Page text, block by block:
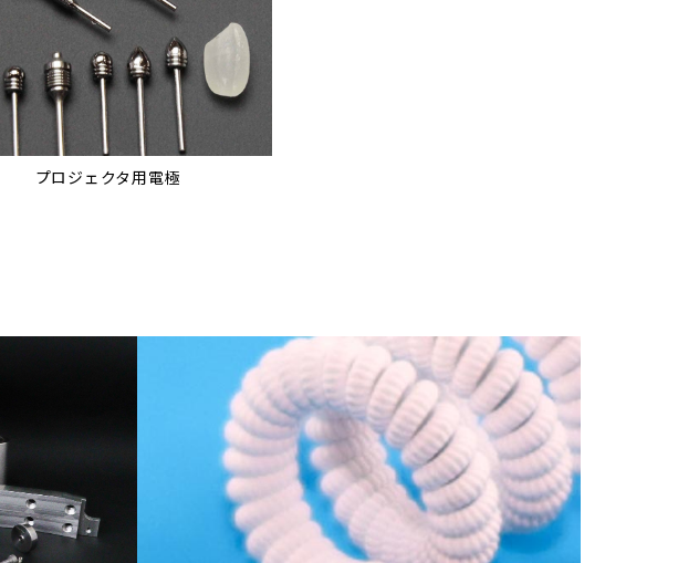
プロジェクタ用電極